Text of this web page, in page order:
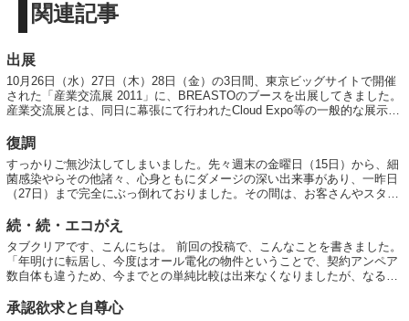
関連記事
出展
10月26日（水）27日（木）28日（金）の3日間、東京ビッグサイトで開催
された「産業交流展 2011」に、BREASTOのブースを出展してきました。
産業交流展とは、同日に幕張にて行われたCloud Expo等の一般的な展示会
復調
すっかりご無沙汰してしまいました。先々週末の金曜日（15日）から、細
菌感染やらその他諸々、心身ともにダメージの深い出来事があり、一昨日
（27日）まで完全にぶっ倒れておりました。その間は、お客さんやスタッ
続・続・エコがえ
タブクリアです、こんにちは。 前回の投稿で、こんなことを書きました。
「年明けに転居し、今度はオール電化の物件ということで、契約アンペア
数自体も違うため、今までとの単純比較は出来なくなりましたが、なるべ
承認欲求と自尊心